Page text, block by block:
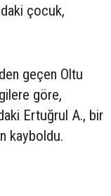
çocuk,
geçen Oltu
göre,
Ertuğrul A., bir
kayboldu.